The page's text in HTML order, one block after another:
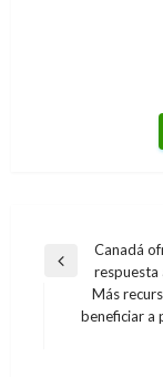
Navegación
entradas
Entrada
anterior
Canadá
respuesta
Entrada
Más
beneficiar a